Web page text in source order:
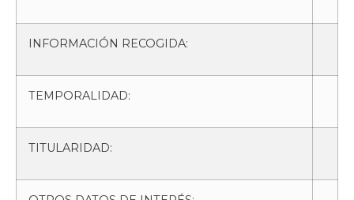
INFORMACIÓN RECOGIDA:
TEMPORALIDAD:
TITULARIDAD: